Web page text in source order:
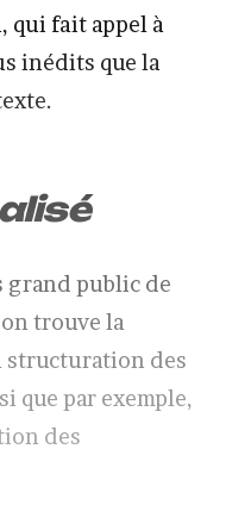
qui fait appel à
inédits que la
grand public de
trouve la
structuration des
que par exemple,
des